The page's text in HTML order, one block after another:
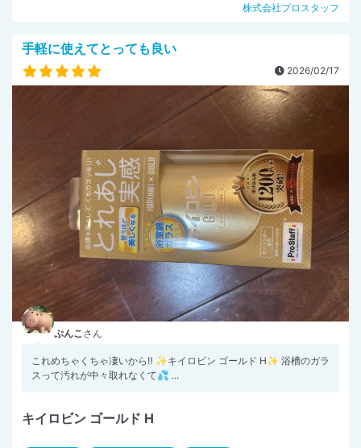
株式会社プロスタッフ
手軽に使えてとっても良い
2026/02/17
ぷんこ さん
これめちゃくちゃ凄いから‼️ ✨️キイロビン ゴールド H✨️ 浴槽のガラ
スって汚れが中々取れなくて💦 ...
キイロビン ゴールド H